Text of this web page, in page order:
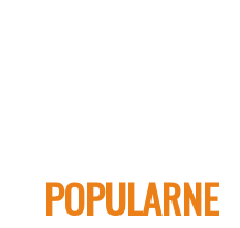
POPULARNE